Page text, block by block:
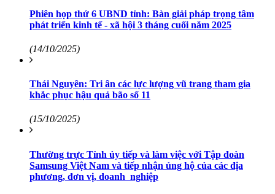
Phiên họp thứ 6 UBND tỉnh: Bàn giải pháp trọng tâm
phát triển kinh tế - xã hội 3 tháng cuối năm 2025
(14/10/2025)
Thái Nguyên: Tri ân các lực lượng vũ trang tham gia
khắc phục hậu quả bão số 11
(15/10/2025)
Thường trực Tỉnh ủy tiếp và làm việc với Tập đoàn
Samsung Việt Nam và tiếp nhận ủng hộ của các địa
phương, đơn vị, doanh nghiệp